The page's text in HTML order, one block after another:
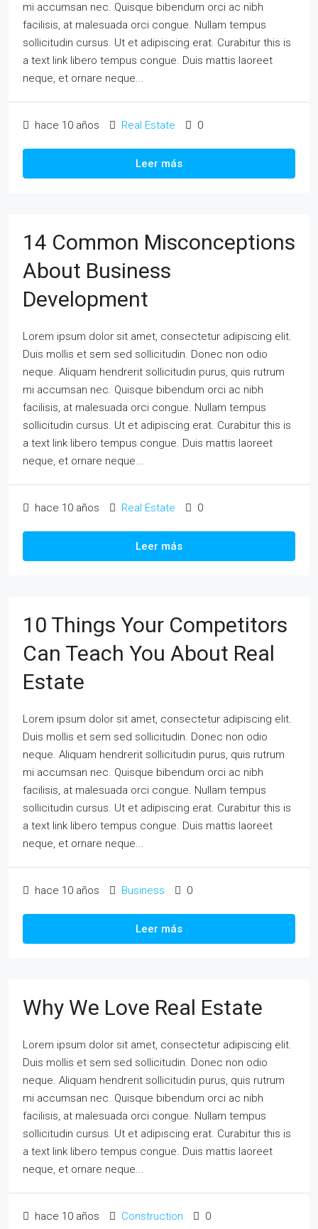
mi accumsan nec. Quisque bibendum orci ac nibh
facilisis, at malesuada orci congue. Nullam tempus
sollicitudin cursus. Ut et adipiscing erat. Curabitur this is
a text link libero tempus congue. Duis mattis laoreet
neque, et ornare neque...
hace 10 años Real Estate 0
Leer más
14 Common Misconceptions
About Business
Development
Lorem ipsum dolor sit amet, consectetur adipiscing elit.
Duis mollis et sem sed sollicitudin. Donec non odio
neque. Aliquam hendrerit sollicitudin purus, quis rutrum
mi accumsan nec. Quisque bibendum orci ac nibh
facilisis, at malesuada orci congue. Nullam tempus
sollicitudin cursus. Ut et adipiscing erat. Curabitur this is
a text link libero tempus congue. Duis mattis laoreet
neque, et ornare neque...
hace 10 años Real Estate 0
Leer más
10 Things Your Competitors
Can Teach You About Real
Estate
Lorem ipsum dolor sit amet, consectetur adipiscing elit.
Duis mollis et sem sed sollicitudin. Donec non odio
neque. Aliquam hendrerit sollicitudin purus, quis rutrum
mi accumsan nec. Quisque bibendum orci ac nibh
facilisis, at malesuada orci congue. Nullam tempus
sollicitudin cursus. Ut et adipiscing erat. Curabitur this is
a text link libero tempus congue. Duis mattis laoreet
neque, et ornare neque...
hace 10 años Business 0
Leer más
Why We Love Real Estate
Lorem ipsum dolor sit amet, consectetur adipiscing elit.
Duis mollis et sem sed sollicitudin. Donec non odio
neque. Aliquam hendrerit sollicitudin purus, quis rutrum
mi accumsan nec. Quisque bibendum orci ac nibh
facilisis, at malesuada orci congue. Nullam tempus
sollicitudin cursus. Ut et adipiscing erat. Curabitur this is
a text link libero tempus congue. Duis mattis laoreet
neque, et ornare neque...
hace 10 años Construction 0